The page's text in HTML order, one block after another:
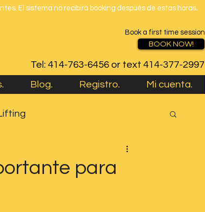
El sistema no recibirá booking después de estas horas.
Book a first time session
BOOK NOW!
Tel: 414-763-6456 or text 414-377-2997
Blog. Registro. Mi cuenta.
para